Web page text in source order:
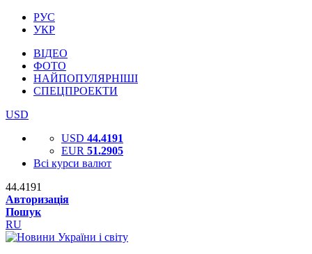
РУС
УКР
ВІДЕО
ФОТО
НАЙПОПУЛЯРНІШІ
СПЕЦПРОЕКТИ
USD
USD 44.4191
EUR 51.2905
Всі курси валют
44.4191
Авторизація
Пошук
RU